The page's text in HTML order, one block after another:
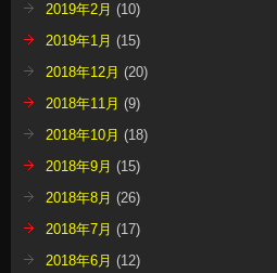
2019年2月 (10)
2019年1月 (15)
2018年12月 (20)
2018年11月 (9)
2018年10月 (18)
2018年9月 (15)
2018年8月 (26)
2018年7月 (17)
2018年6月 (12)